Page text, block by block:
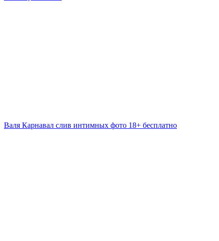
Валя Карнавал слив интимных фото 18+ бесплатно